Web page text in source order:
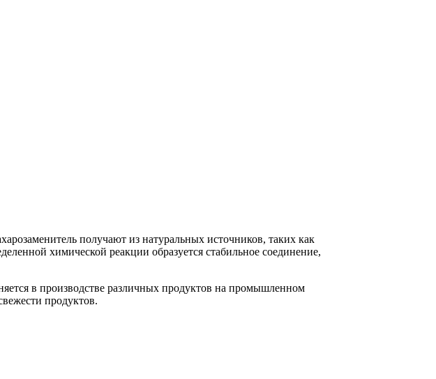
получают из натуральных источников, таких как
химической реакции образуется стабильное соединение,
в производстве различных продуктов на промышленном
продуктов.